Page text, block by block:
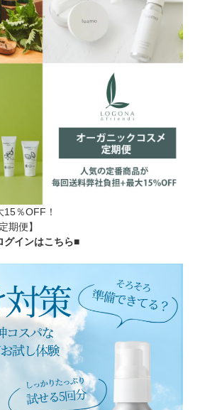
％OFF！
期便】
グインはこちら■